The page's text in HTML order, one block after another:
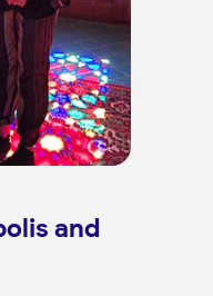
and